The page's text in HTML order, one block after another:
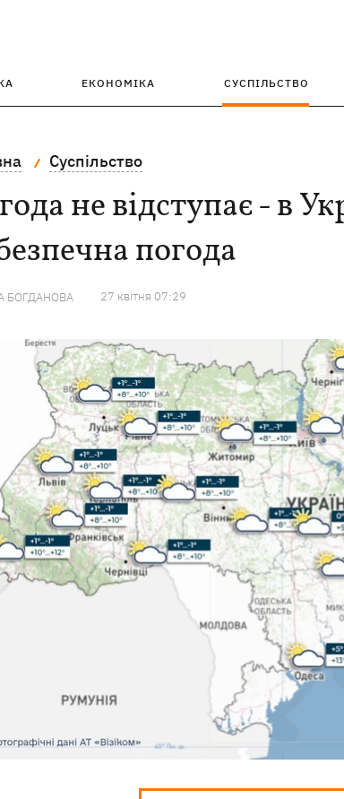
ЕКОНОМІКА СУСПІЛЬСТВО
Суспільство
не відступає - в
погода
БОГДАНОВА 27 квiтня 07:29